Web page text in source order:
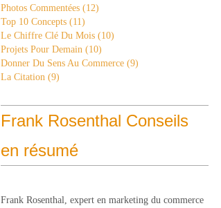
Photos Commentées (12)
Top 10 Concepts (11)
Le Chiffre Clé Du Mois (10)
Projets Pour Demain (10)
Donner Du Sens Au Commerce (9)
La Citation (9)
Frank Rosenthal Conseils
en résumé
Frank Rosenthal, expert en marketing du commerce